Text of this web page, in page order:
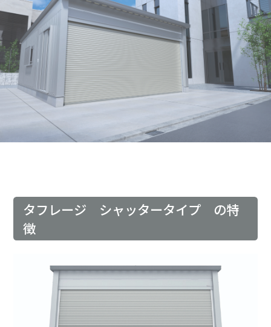
タフレージ シャッタータイプ の特
徴